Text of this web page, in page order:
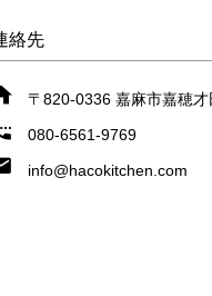
絡先
〒820-0336 嘉麻市嘉穂
080-6561-9769
info@hacokitchen.com